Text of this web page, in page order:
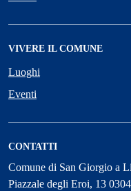
VIVERE IL COMUNE
Luoghi
Eventi
CONTATTI
Comune di San Giorgio a
Piazzale degli Eroi, 13